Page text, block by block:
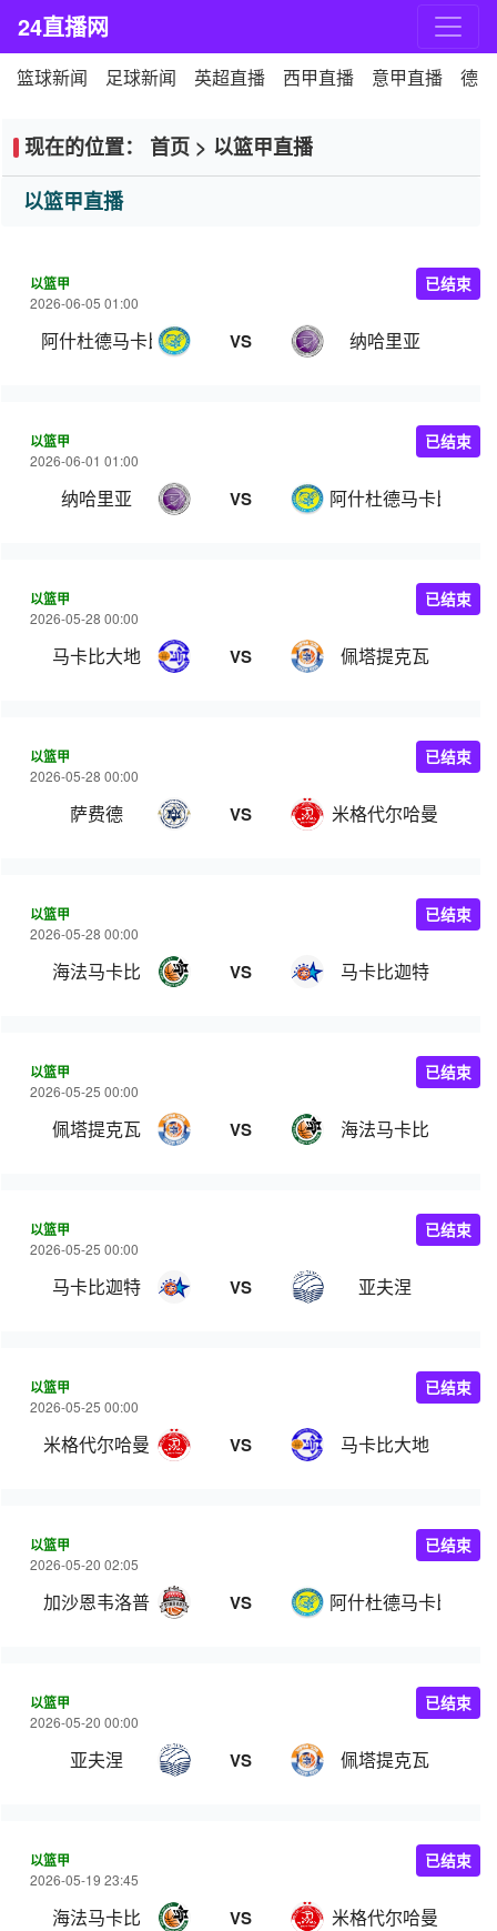
24直播网
篮球新闻 足球新闻 英超直播 西甲直播 意甲直播 德
现在的位置： 首页 > 以篮甲直播
以篮甲直播
以篮甲
2026-06-05 01:00
阿什杜德马卡比 VS 纳哈里亚
已结束
以篮甲
2026-06-01 01:00
纳哈里亚 VS 阿什杜德马卡比
已结束
以篮甲
2026-05-28 00:00
马卡比大地 VS 佩塔提克瓦
已结束
以篮甲
2026-05-28 00:00
萨费德 VS 米格代尔哈曼
已结束
以篮甲
2026-05-28 00:00
海法马卡比 VS 马卡比迦特
已结束
以篮甲
2026-05-25 00:00
佩塔提克瓦 VS 海法马卡比
已结束
以篮甲
2026-05-25 00:00
马卡比迦特 VS 亚夫涅
已结束
以篮甲
2026-05-25 00:00
米格代尔哈曼 VS 马卡比大地
已结束
以篮甲
2026-05-20 02:05
加沙恩韦洛普 VS 阿什杜德马卡比
已结束
以篮甲
2026-05-20 00:00
亚夫涅 VS 佩塔提克瓦
已结束
以篮甲
2026-05-19 23:45
海法马卡比 VS 米格代尔哈曼
已结束